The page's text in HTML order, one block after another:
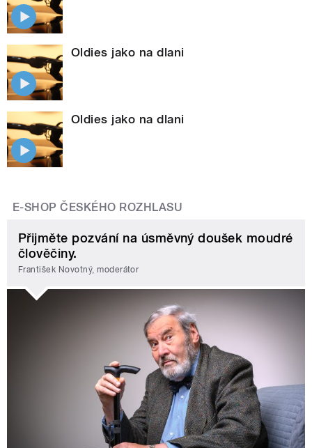
Oldies jako na dlani
Oldies jako na dlani
E-SHOP ČESKÉHO ROZHLASU
Přijměte pozvání na úsměvný doušek moudré
člověčiny.
František Novotný, moderátor